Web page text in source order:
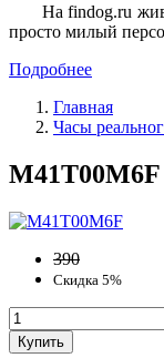
На findog.ru
просто милый
Подробнее
Главная
Часы
M41T00M6F
390
Скидка 5%